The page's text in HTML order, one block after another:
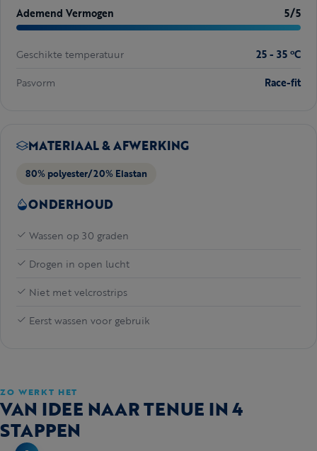
Ademend Vermogen 5/5
Geschikte temperatuur
25 - 35 ºC
Pasvorm
Race-fit
MATERIAAL & AFWERKING
80% polyester/20% Elastan
ONDERHOUD
Wassen op 30 graden
Drogen in open lucht
Niet met velcrostrips
Eerst wassen voor gebruik
ZO WERKT HET
VAN IDEE NAAR TENUE IN 4
STAPPEN